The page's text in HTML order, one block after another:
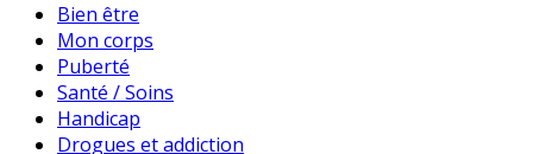
Bien être
Mon corps
Puberté
Santé / Soins
Handicap
Drogues et addiction